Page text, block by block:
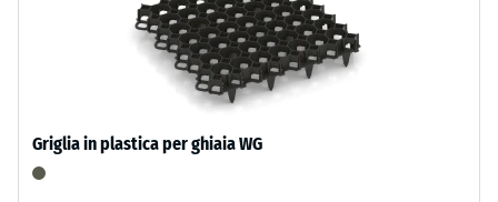
Griglia in plastica per ghiaia WG